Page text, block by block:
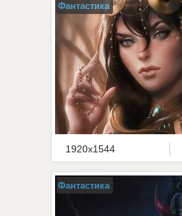
Фантастика
1920x1544
Фантастика